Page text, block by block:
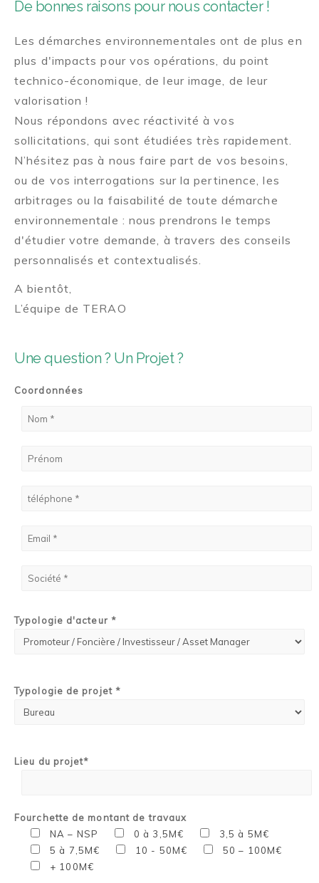
Une question ? Un Projet ?
Coordonnées
Typologie d'acteur *
Typologie de projet *
Lieu du projet*
Fourchette de montant de travaux
NA – NSP
0 à 3,5M€
3,5 à 5M€
5 à 7,5M€
10 - 50M€
50 – 100M€
+ 100M€
De bonnes raisons pour nous contacter !
Les démarches environnementales ont de plus en
plus d'impacts pour vos opérations, du point
technico-économique, de leur image, de leur
valorisation !
Nous répondons avec réactivité à vos
sollicitations, qui sont étudiées très rapidement.
N’hésitez pas à nous faire part de vos besoins,
ou de vos interrogations sur la pertinence, les
arbitrages ou la faisabilité de toute démarche
environnementale : nous prendrons le temps
d'étudier votre demande, à travers des conseils
personnalisés et contextualisés.
A bientôt,
L’équipe de TERAO